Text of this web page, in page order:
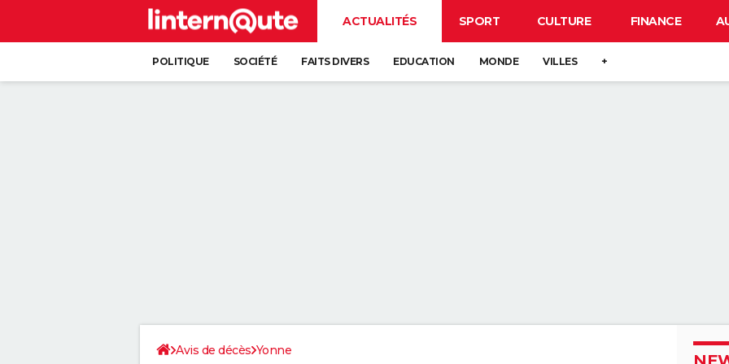
ACTUALITÉS SPORT CULTURE FINANCE
POLITIQUE SOCIÉTÉ FAITS DIVERS EDUCATION MONDE VILLES +
Avis de décès Yonne